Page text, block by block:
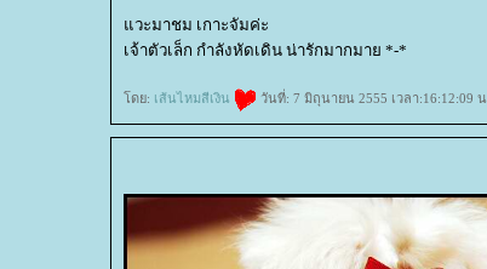
วะมาชม เกาะจัมค่ะ
เจ้าตัวเล็ก กำลังหัดเดิน น่ารักมากมาย *-*
ดย: เส้นไหมสีเงิน วันที่: 7 มิถุนายน 2555 เวลา:16:12:09 น.